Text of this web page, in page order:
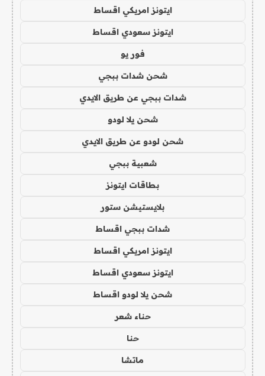
ايتونز امريكي اقساط
ايتونز سعودي اقساط
فور يو
شحن شدات ببجي
شدات ببجي عن طريق الايدي
شحن يلا لودو
شحن لودو عن طريق الايدي
شعبية ببجي
بطاقات ايتونز
بلايستيشن ستور
شدات ببجي اقساط
ايتونز امريكي اقساط
ايتونز سعودي اقساط
شحن يلا لودو اقساط
حناء شعر
حنا
ماتشا